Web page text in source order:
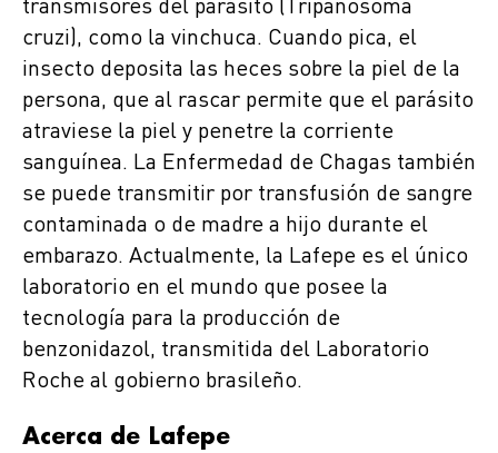
transmisores del parásito (Tripanosoma
cruzi), como la vinchuca. Cuando pica, el
insecto deposita las heces sobre la piel de la
persona, que al rascar permite que el parásito
atraviese la piel y penetre la corriente
sanguínea. La Enfermedad de Chagas también
se puede transmitir por transfusión de sangre
contaminada o de madre a hijo durante el
embarazo. Actualmente, la Lafepe es el único
laboratorio en el mundo que posee la
tecnología para la producción de
benzonidazol, transmitida del Laboratorio
Roche al gobierno brasileño.
Acerca de Lafepe